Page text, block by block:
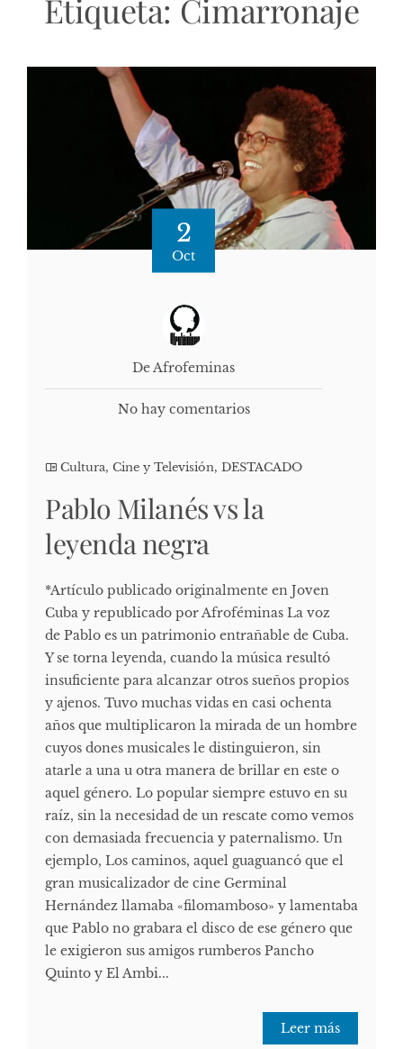
Etiqueta: Cimarronaje
2
Oct
De Afrofeminas
No hay comentarios
Cultura, Cine y Televisión, DESTACADO
Pablo Milanés vs la
leyenda negra
*Artículo publicado originalmente en Joven
Cuba y republicado por Afroféminas La voz
de Pablo es un patrimonio entrañable de Cuba.
Y se torna leyenda, cuando la música resultó
insuficiente para alcanzar otros sueños propios
y ajenos. Tuvo muchas vidas en casi ochenta
años que multiplicaron la mirada de un hombre
cuyos dones musicales le distinguieron, sin
atarle a una u otra manera de brillar en este o
aquel género. Lo popular siempre estuvo en su
raíz, sin la necesidad de un rescate como vemos
con demasiada frecuencia y paternalismo. Un
ejemplo, Los caminos, aquel guaguancó que el
gran musicalizador de cine Germinal
Hernández llamaba «filomamboso» y lamentaba
que Pablo no grabara el disco de ese género que
le exigieron sus amigos rumberos Pancho
Quinto y El Ambi...
Leer más